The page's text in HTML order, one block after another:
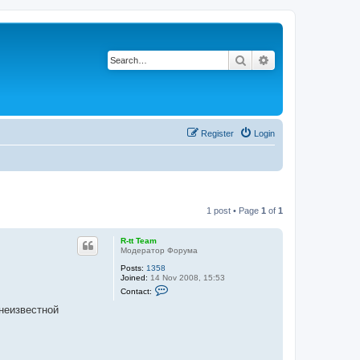
Search
Login
Register
1 post • Page 1 of 1
R-tt Team
Модератор Форума
Posts: 1358
Joined: 14 Nov 2008, 15:53
Contact: